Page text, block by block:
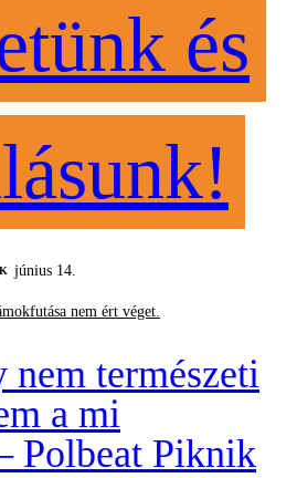
és
június 14.
nem ért véget.
nem természeti
a mi
Polbeat Piknik